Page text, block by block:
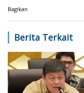
Bagikan
Berita Terkait